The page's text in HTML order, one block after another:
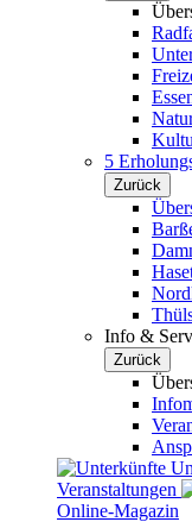
5
Zurück
Info &
Zurück
Veranstaltungen
Online-Magazin